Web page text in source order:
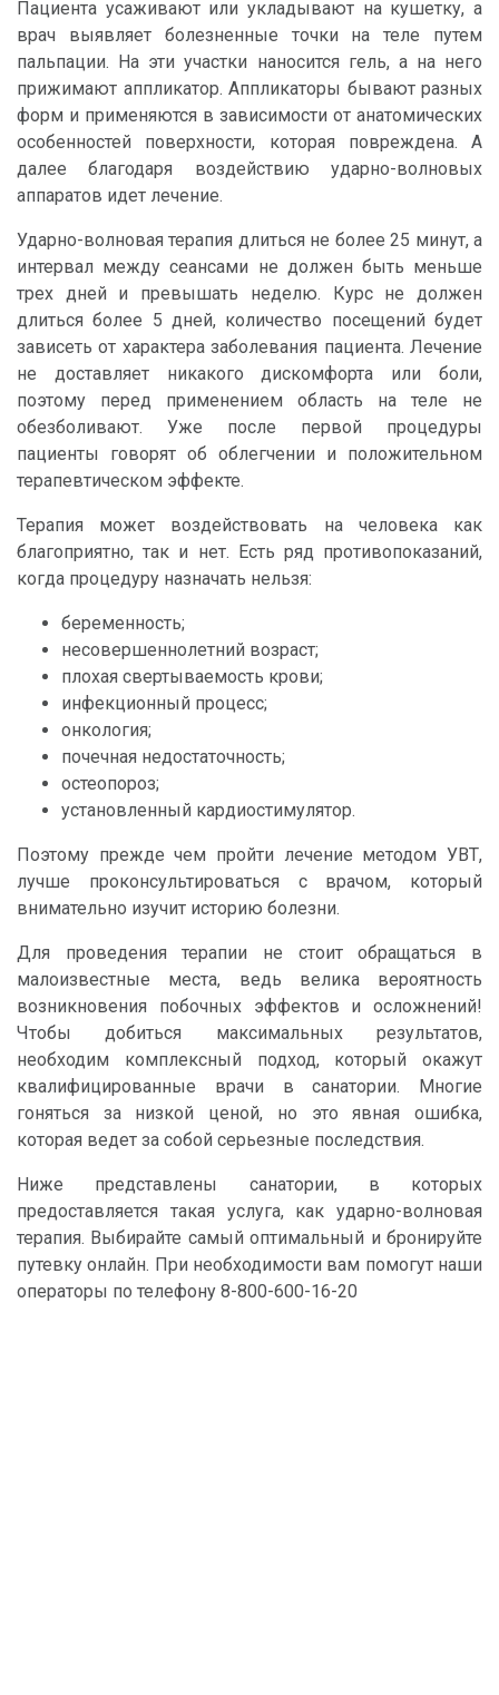
Пациента усаживают или укладывают на кушетку, а
врач выявляет болезненные точки на теле путем
пальпации. На эти участки наносится гель, а на него
прижимают аппликатор. Аппликаторы бывают разных
форм и применяются в зависимости от анатомических
особенностей поверхности, которая повреждена. А
далее благодаря воздействию ударно-волновых
аппаратов идет лечение.
Ударно-волновая терапия длиться не более 25 минут, а
интервал между сеансами не должен быть меньше
трех дней и превышать неделю. Курс не должен
длиться более 5 дней, количество посещений будет
зависеть от характера заболевания пациента. Лечение
не доставляет никакого дискомфорта или боли,
поэтому перед применением область на теле не
обезболивают. Уже после первой процедуры
пациенты говорят об облегчении и положительном
терапевтическом эффекте.
Терапия может воздействовать на человека как
благоприятно, так и нет. Есть ряд противопоказаний,
когда процедуру назначать нельзя:
беременность;
несовершеннолетний возраст;
плохая свертываемость крови;
инфекционный процесс;
онкология;
почечная недостаточность;
остеопороз;
установленный кардиостимулятор.
Поэтому прежде чем пройти лечение методом УВТ,
лучше проконсультироваться с врачом, который
внимательно изучит историю болезни.
Для проведения терапии не стоит обращаться в
малоизвестные места, ведь велика вероятность
возникновения побочных эффектов и осложнений!
Чтобы добиться максимальных результатов,
необходим комплексный подход, который окажут
квалифицированные врачи в санатории. Многие
гоняться за низкой ценой, но это явная ошибка,
которая ведет за собой серьезные последствия.
Ниже представлены санатории, в которых
предоставляется такая услуга, как ударно-волновая
терапия. Выбирайте самый оптимальный и бронируйте
путевку онлайн. При необходимости вам помогут наши
операторы по телефону 8-800-600-16-20